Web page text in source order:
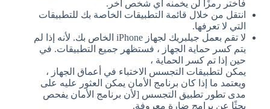
فاختر رمزًا لن يخمنه أي شخص آخر.
انتقل من خلال قائمة التطبيقات الخاصة بك للتطبيقات
التي لا تعرفها.
لا تقم بعمل جيلبريك لجهاز iPhone الخاص بك. لأنه إذا لم
يتم كسر حماية الجهاز ، فستظهر جميع التطبيقات. في
حين إذا تم كسر الحماية ،
يمكن لتطبيقات التجسس الاختباء في أعماق الجهاز ،
ويعتمد ما إذا كان برنامج الأمان يمكن العثور عليه على
مدى تطور تطبيق التجسس [لأن برنامج الأمان يفحص
بحثًا عن برامج ضارة معروفة.